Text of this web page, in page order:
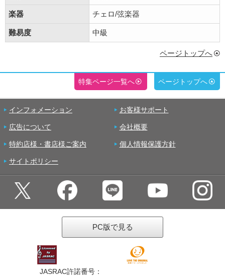
楽器 チェロ/弦楽器
難易度 中級
ページトップへ
特集ページ一覧へ ページトップへ
インフォメーション お客様サポート
広告について 会社概要
特約店様・書店様ご案内 個人情報保護方針
サイトポリシー
PC版で見る
JASRAC許諾番号：